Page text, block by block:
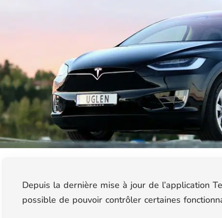
Depuis la dernière mise à jour de l’application
possible de pouvoir contrôler certaines